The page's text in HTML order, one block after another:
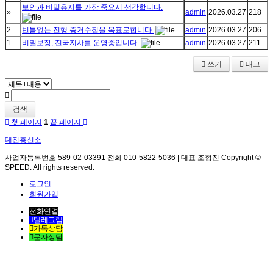
»
보안과 비밀유지를 가장 중요시 생각합니다.
admin 2026.03.27 218
2 빈틈없는 진행 증거수집을 목표로합니다. admin 2026.03.27 206
1
비밀보장, 전국지사를 운영중입니다. admin 2026.03.27 211
쓰기 태그
검색
첫 페이지 1 끝 페이지
대전흥신소
사업자등록번호 589-02-03391 전화 010-5822-5036 | 대표 조형진 Copyright ©
SPEED. All rights reserved.
로그인
회원가입
전화연결
텔레그램
카톡상담
문자상담